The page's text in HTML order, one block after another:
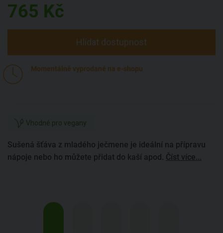
765 Kč
Hlídat dostupnost
Momentálně vyprodané na e-shopu
Vhodné pro vegany
Sušená šťáva z mladého ječmene je ideální na přípravu
nápoje nebo ho můžete přidat do kaší apod. Číst více...